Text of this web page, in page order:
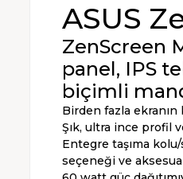
ASUS
ZenScreen
panel, IPS
biçimli
Birden fazla
Şık, ultra ince profil
Entegre taşıma
seçeneği ve